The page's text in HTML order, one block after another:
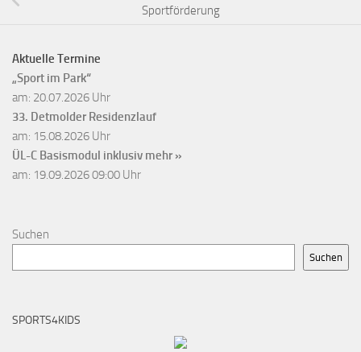
Sportförderung
Aktuelle Termine
„Sport im Park“
am: 20.07.2026 Uhr
33. Detmolder Residenzlauf
am: 15.08.2026 Uhr
ÜL-C Basismodul inklusiv mehr »
am: 19.09.2026 09:00 Uhr
Suchen
Suchen
SPORTS4KIDS